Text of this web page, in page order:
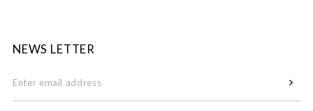
NEWS LETTER